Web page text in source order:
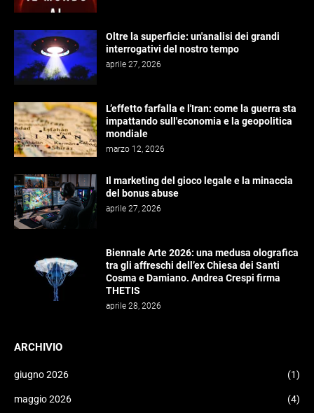
Oltre la superficie: un'analisi dei grandi
interrogativi del nostro tempo
aprile 27, 2026
L’effetto farfalla e l'Iran: come la guerra sta
impattando sull'economia e la geopolitica
mondiale
marzo 12, 2026
Il marketing del gioco legale e la minaccia
del bonus abuse
aprile 27, 2026
Biennale Arte 2026: una medusa olografica
tra gli affreschi dell’ex Chiesa dei Santi
Cosma e Damiano. Andrea Crespi firma
THETIS
aprile 28, 2026
ARCHIVIO
giugno 2026 (1)
maggio 2026 (4)